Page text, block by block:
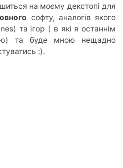
на моєму декстопі для
софту, аналогів якого
та ігор ( в які я останнім
та буде мною нещадно
:).